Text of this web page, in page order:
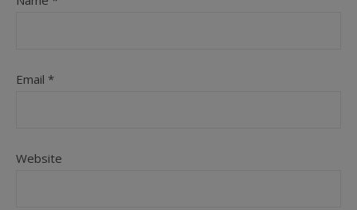
Email *
Website